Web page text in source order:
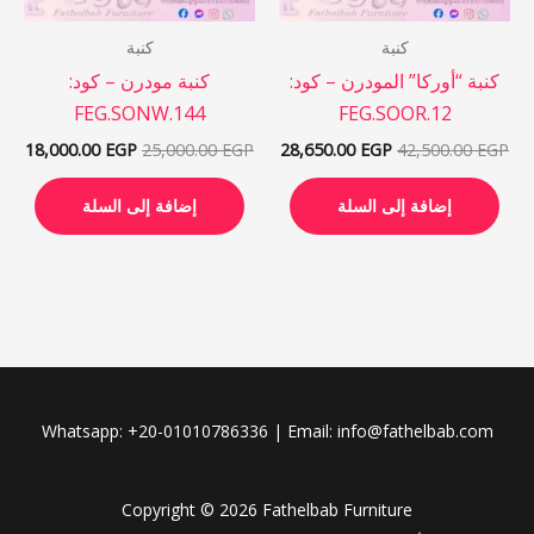
كنبة
كنبة “أوركا” المودرن – كود:
FEG.SOOR.12
42,500.00EGP
28,650.00 EGP
إضافة إلى السلة
كنبة
كنبة مودرن – كود:
FEG.SONW.144
25,000.00EGP
18,000.00 EGP
إضافة إلى السلة
Whatsapp: +20-01010786336 | Email: info@fathelbab.com
Copyright © 2026 Fathelbab Furniture